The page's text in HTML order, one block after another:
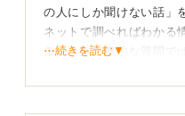
の人にしか聞けない話」
ネットで調べればわかる
るような一般的な質問で
⋯続きを読む▼